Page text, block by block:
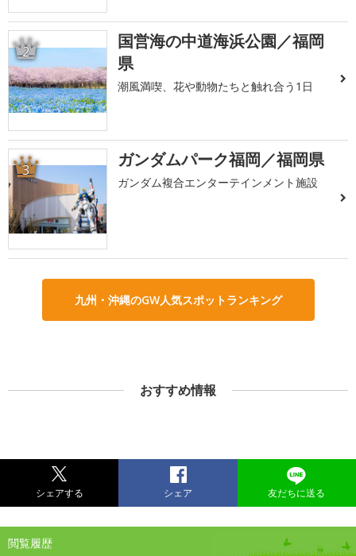
2
国営海の中道海浜公園／福岡
県
潮風満喫、花や動物たちと触れ合う1日
3 ガンダムパーク福岡／福岡県
ガンダム複合エンターテインメント施設
九州・沖縄のGW人気スポットランキング
おすすめ情報
シェアする シェア 友だちに送る
閲覧履歴